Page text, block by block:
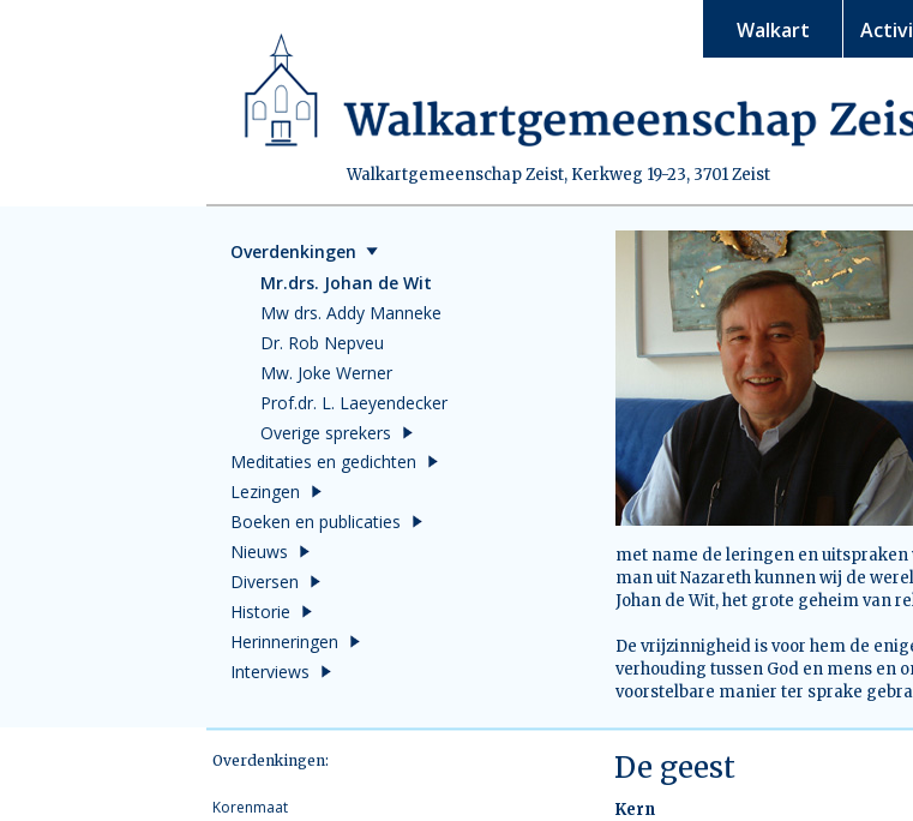
Walkartgemeenschap Zeist, Kerkweg 19-23, 3701 Zeist
Walkart
Overdenkingen
Mr.drs. Johan de Wit
Mw drs. Addy Manneke
Dr. Rob Nepveu
Mw. Joke Werner
Prof.dr. L. Laeyendecker
Overige sprekers
Meditaties en gedichten
Lezingen
Boeken en publicaties
Nieuws
Diversen
Historie
Herinneringen
Interviews
met name de leringen en uitspraken
man uit Nazareth kunnen wij de
Johan de Wit, het grote geheim van
De vrijzinnigheid is voor hem de
verhouding tussen God en mens en
voorstelbare manier ter sprake
Overdenkingen:
Korenmaat
De geest
Kern